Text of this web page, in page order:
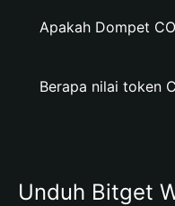
Apakah Dompet
Berapa nilai token
Unduh Bitget